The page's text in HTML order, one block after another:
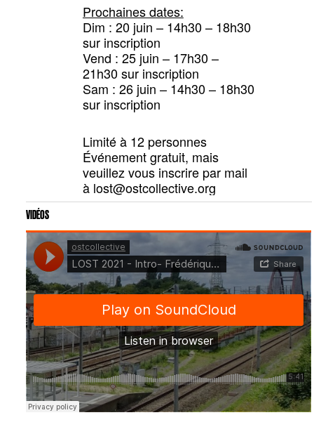
Prochaines dates:
Dim : 20 juin – 14h30 – 18h30
sur inscription
Vend : 25 juin – 17h30 –
21h30 sur inscription
Sam : 26 juin – 14h30 – 18h30
sur inscription
Limité à 12 personnes
Événement gratuit, mais
veuillez vous inscrire par mail
à lost@ostcollective.org
VIDÉOS